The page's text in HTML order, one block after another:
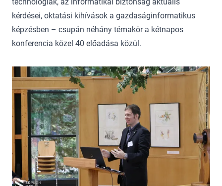
kérdései, oktatási kihívások a gazdaságinformatikus
képzésben – csupán néhány témakör a kétnapos
konferencia közel 40 előadása közül.